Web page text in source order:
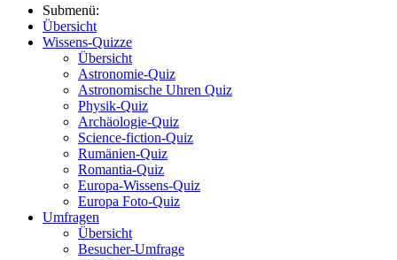
Submenü:
Übersicht
Wissens-Quizze
Übersicht
Astronomie-Quiz
Astronomische Uhren Quiz
Physik-Quiz
Archäologie-Quiz
Science-fiction-Quiz
Rumänien-Quiz
Romantia-Quiz
Europa-Wissens-Quiz
Europa Foto-Quiz
Umfragen
Übersicht
Besucher-Umfrage